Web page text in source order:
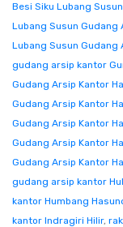
Besi Siku Lubang
Lubang Susun Gudang
Lubang Susun Gudang
gudang arsip kantor
Gudang Arsip Kantor
Gudang Arsip Kantor
Gudang Arsip Kantor
Gudang Arsip Kantor
Gudang Arsip Kantor
gudang arsip kantor
kantor Humbang
kantor Indragiri Hilir,